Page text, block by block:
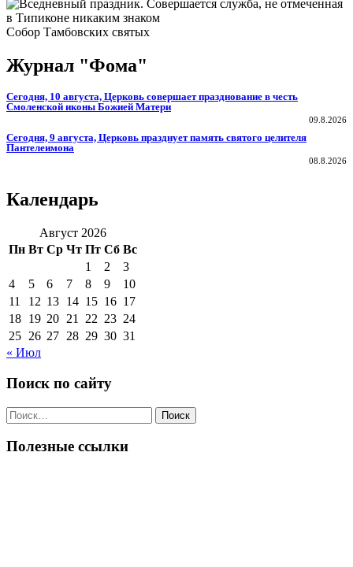
Собор Тамбовских святых
Журнал "Фома"
Сегодня, 10 августа, Церковь совершает празднование в честь
Смоленской иконы Божией Матери
09.8.2026
Сегодня, 9 августа, Церковь празднует память святого целителя
Пантелеимона
08.8.2026
Календарь
Август 2026
Пн Вт Ср Чт Пт Сб Вс
1
2
3
4
5 6 7 8 9
10
11
12 13 14 15 16 17
18 19 20 21 22 23 24
25 26 27 28 29 30 31
« Июл
Поиск по сайту
Поиск
по:
Полезные ссылки